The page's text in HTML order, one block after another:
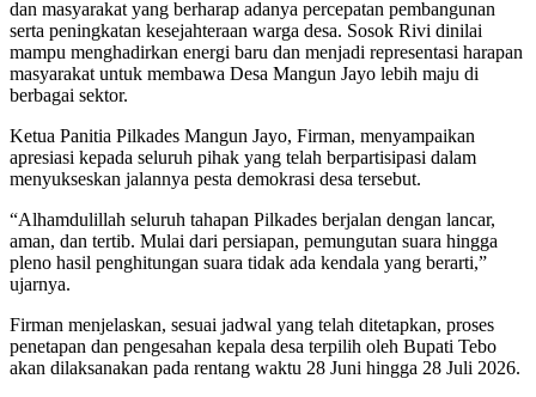
dan masyarakat yang berharap adanya percepatan pembangunan
serta peningkatan kesejahteraan warga desa. Sosok Rivi dinilai
mampu menghadirkan energi baru dan menjadi representasi harapan
masyarakat untuk membawa Desa Mangun Jayo lebih maju di
berbagai sektor.
Ketua Panitia Pilkades Mangun Jayo, Firman, menyampaikan
apresiasi kepada seluruh pihak yang telah berpartisipasi dalam
menyukseskan jalannya pesta demokrasi desa tersebut.
“Alhamdulillah seluruh tahapan Pilkades berjalan dengan lancar,
aman, dan tertib. Mulai dari persiapan, pemungutan suara hingga
pleno hasil penghitungan suara tidak ada kendala yang berarti,”
ujarnya.
Firman menjelaskan, sesuai jadwal yang telah ditetapkan, proses
penetapan dan pengesahan kepala desa terpilih oleh Bupati Tebo
akan dilaksanakan pada rentang waktu 28 Juni hingga 28 Juli 2026.